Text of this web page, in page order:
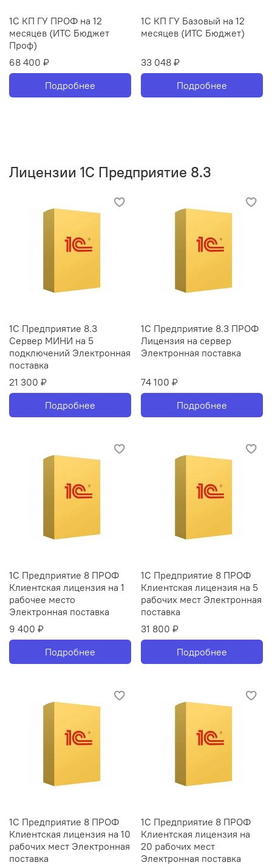
1С КП ГУ ПРОФ на 12
месяцев (ИТС Бюджет
Проф)
68 400 ₽
Подробнее
1С КП ГУ Базовый на 12
месяцев (ИТС Бюджет)
33 048 ₽
Подробнее
Лицензии 1С Предприятие 8.3
1С Предприятие 8.3
Сервер МИНИ на 5
подключений Электронная
поставка
21 300 ₽
Подробнее
1С Предприятие 8.3 ПРОФ
Лицензия на сервер
Электронная поставка
74 100 ₽
Подробнее
1С Предприятие 8 ПРОФ
Клиентская лицензия на 1
рабочее место
Электронная поставка
9 400 ₽
Подробнее
1С Предприятие 8 ПРОФ
Клиентская лицензия на 5
рабочих мест Электронная
поставка
31 800 ₽
Подробнее
1С Предприятие 8 ПРОФ
Клиентская лицензия на 10
рабочих мест Электронная
поставка
1С Предприятие 8 ПРОФ
Клиентская лицензия на
20 рабочих мест
Электронная поставка